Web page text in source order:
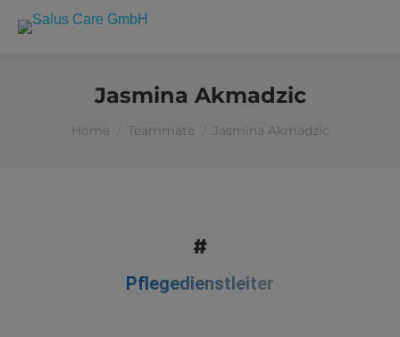
Jasmina Akmadzic
Home Teammate Jasmina Akmadzic
#
Pflegedienstleiter